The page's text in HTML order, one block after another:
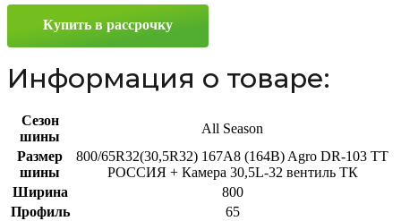
800/65
167A8
Купить в рассрочку
Информация о товаре:
Сезон
шины
All Season
Размер
шины
800/65R32(30,5R32) 167A8 (164B) Agro DR-103 TT
РОССИЯ + Камера 30,5L-32 вентиль ТК
Ширина
800
Профиль
65